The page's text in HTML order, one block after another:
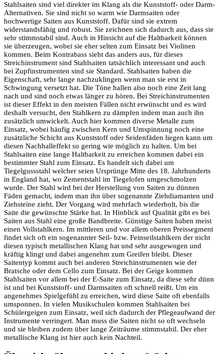
Stahlsaiten sind viel direkter im Klang als die Kunststoff- oder Darm-
Alternativen. Sie sind nicht so warm wie Darmsaiten oder
hochwertige Saiten aus Kunststoff. Dafür sind sie extrem
widerstandsfähig und robust. Sie zeichnen sich dadurch aus, dass sie
sehr stimmstabil sind. Auch in Hinsicht auf die Haltbarkeit können
sie überzeugen, wobei sie eher selten zum Einsatz bei Violinen
kommen. Beim Kontrabass sieht das anders aus, für dieses
Streichinstrument sind Stahlsaiten tatsächlich interessant und auch
bei Zupfinstrumenten sind sie Standard. Stahlsaiten haben die
Eigenschaft, sehr lange nachzuklingen wenn man sie erst in
Schwingung versetzt hat. Die Töne hallen also noch eine Zeit lang
nach und sind noch etwas länger zu hören. Bei Streichinstrumenten
ist dieser Effekt in den meisten Fällen nicht erwünscht und es wird
deshalb versucht, den Stahlkern zu dämpfen indem man auch ihn
zusätzlich umwickelt. Auch hier kommen diverse Metalle zum
Einsatz, wobei häufig zwischen Kern und Umspinnung noch eine
zusätzliche Schicht aus Kunststoff oder Seidenfäden liegen kann um
diesen Nachhalleffekt so gering wie möglich zu halten. Um bei
Stahlsaiten eine lange Haltbarkeit zu erreichen kommen dabei ein
bestimmter Stahl zum Einsatz. Es handelt sich dabei um
Tiegelgussstahl welcher seien Ursprünge Mitte des 18. Jahrhunderts
in England hat, wo Zementstahl im Tiegelofen umgeschmolzen
wurde. Der Stahl wird bei der Herstellung von Saiten zu dünnen
Fäden gemacht, indem man ihn über sogenannte Ziehdiamanten und
Ziehsteine zieht. Der Vorgang wird mehrfach wiederholt, bis die
Saite die gewünschte Stärke hat. In Hinblick auf Qualität gibt es bei
Saiten aus Stahl eine große Bandbreite. Günstige Saiten haben meist
einen Vollstahlkern. Im mittleren und vor allem oberen Preissegment
findet sich oft ein sogenannter Seil- bzw. Feinseilstahlkern der nicht
diesen typisch metallischen Klang hat und sehr ausgewogen und
kräftig klingt und dabei angenehm zum Greifen bleibt. Dieser
Saitentyp kommt auch bei anderen Streichinstrumenten wie der
Bratsche oder dem Cello zum Einsatz. Bei der Geige kommen
Stahlsaiten vor allem bei der E-Saite zum Einsatz, da diese sehr dünn
ist und bei Kunststoff- und Darmsaiten oft schnell reißt. Um ein
angenehmes Spielgefühl zu erreichen, wird diese Saite oft ebenfalls
umsponnen. In vielen Musikschulen kommen Stahlsaiten bei
Schülergeigen zum Einsatz, weil sich dadurch der Pflegeaufwand der
Instrumente verringert. Man muss die Saiten nicht so oft wechseln
und sie bleiben zudem über lange Zeiträume stimmstabil. Der eher
metallische Klang ist hier auch kein Nachteil.